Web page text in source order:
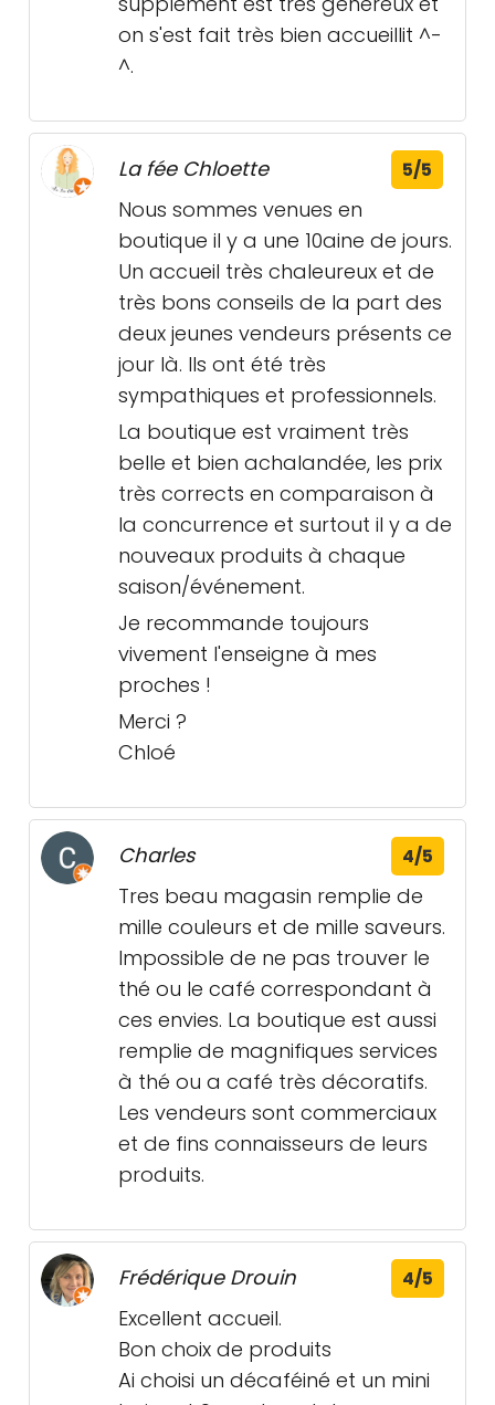
on s'est fait très bien accueillit ^-
^.
La fée Chloette 5/5
Nous sommes venues en
boutique il y a une 10aine de jours.
Un accueil très chaleureux et de
très bons conseils de la part des
deux jeunes vendeurs présents ce
jour là. Ils ont été très
sympathiques et professionnels.
La boutique est vraiment très
belle et bien achalandée, les prix
très corrects en comparaison à
la concurrence et surtout il y a de
nouveaux produits à chaque
saison/événement.
Je recommande toujours
vivement l'enseigne à mes
proches !
Merci ?
Chloé
Charles 4/5
Tres beau magasin remplie de
mille couleurs et de mille saveurs.
Impossible de ne pas trouver le
thé ou le café correspondant à
ces envies. La boutique est aussi
remplie de magnifiques services
à thé ou a café très décoratifs.
Les vendeurs sont commerciaux
et de fins connaisseurs de leurs
produits.
Frédérique Drouin 4/5
Excellent accueil.
Bon choix de produits
Ai choisi un décaféiné et un mini